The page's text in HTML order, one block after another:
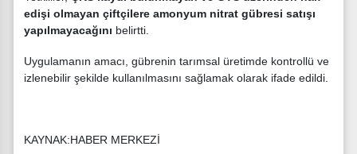
edişi olmayan çiftçilere amonyum nitrat gübresi satışı
yapılmayacağını belirtti.
Uygulamanın amacı, gübrenin tarımsal üretimde kontrollü ve
izlenebilir şekilde kullanılmasını sağlamak olarak ifade edildi.
KAYNAK:HABER MERKEZİ